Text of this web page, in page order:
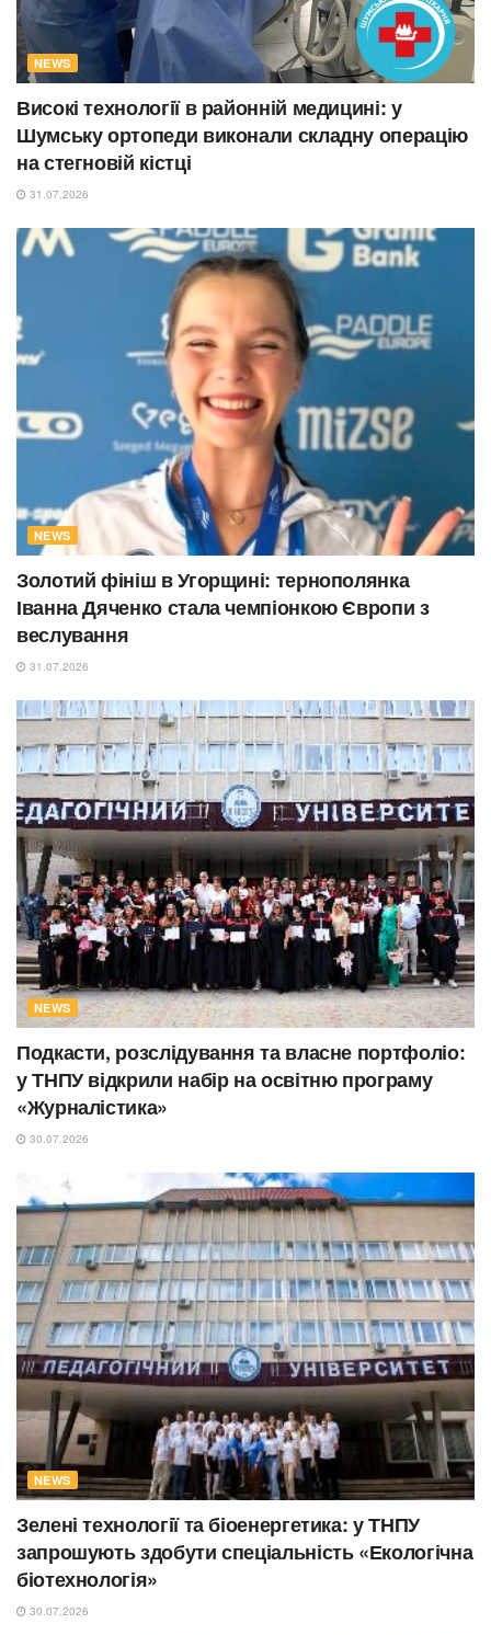
NEWS
Високі технології в районній медицині: у
Шумську ортопеди виконали складну операцію
на стегновій кістці
31.07.2026
NEWS
Золотий фініш в Угорщині: тернополянка
Іванна Дяченко стала чемпіонкою Європи з
веслування
31.07.2026
NEWS
Подкасти, розслідування та власне портфоліо:
у ТНПУ відкрили набір на освітню програму
«Журналістика»
30.07.2026
NEWS
Зелені технології та біоенергетика: у ТНПУ
запрошують здобути спеціальність «Екологічна
біотехнологія»
30.07.2026